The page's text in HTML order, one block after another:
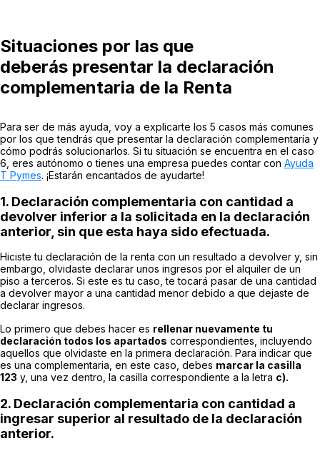
Situaciones por las que
deberás presentar la declaración
complementaria de la Renta
Para ser de más ayuda, voy a explicarte los 5 casos más comunes
por los que tendrás que presentar la declaración complementaría y
cómo podrás solucionarlos. Si tu situación se encuentra en el caso
6, eres autónomo o tienes una empresa puedes contar con Ayuda
T Pymes. ¡Estarán encantados de ayudarte!
1. Declaración complementaria con cantidad a
devolver inferior a la solicitada en la declaración
anterior, sin que esta haya sido efectuada.
Hiciste tu declaración de la renta con un resultado a devolver y, sin
embargo, olvidaste declarar unos ingresos por el alquiler de un
piso a terceros. Si este es tu caso, te tocará pasar de una cantidad
a devolver mayor a una cantidad menor debido a que dejaste de
declarar ingresos.
Lo primero que debes hacer es rellenar nuevamente tu
declaración todos los apartados correspondientes, incluyendo
aquellos que olvidaste en la primera declaración. Para indicar que
es una complementaria, en este caso, debes marcar la casilla
123 y, una vez dentro, la casilla correspondiente a la letra c).
2. Declaración complementaria con cantidad a
ingresar superior al resultado de la declaración
anterior.